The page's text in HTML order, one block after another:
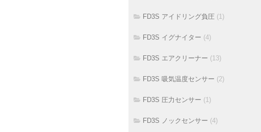
FD3S アイドリング負圧 (1)
FD3S イグナイター (4)
FD3S エアクリーナー (13)
FD3S 吸気温度センサー (2)
FD3S 圧力センサー (1)
FD3S ノックセンサー (4)